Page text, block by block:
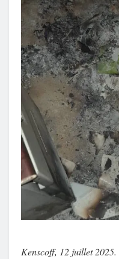
Kenscoff, 12 juillet 2025.